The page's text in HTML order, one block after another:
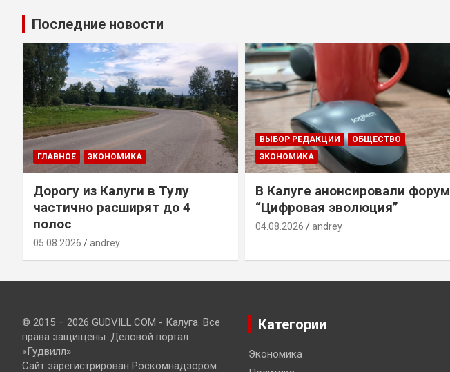
Последние новости
ГЛАВНОЕ ЭКОНОМИКА
Дорогу из Калуги в Тулу
частично расширят до 4
полос
05.08.2026 andrey
ВЫБОР РЕДАКЦИИ
ОБЩЕСТВО
ЭКОНОМИКА
В Калуге анонсировали форум
“Цифровая эволюция”
04.08.2026 andrey
© 2015 – 2026 GUDVILL.COM - Калуга. Все
права защищены. Деловой портал
«Гудвилл»
Сайт зарегистрирован Роскомнадзором
Категории
Экономика